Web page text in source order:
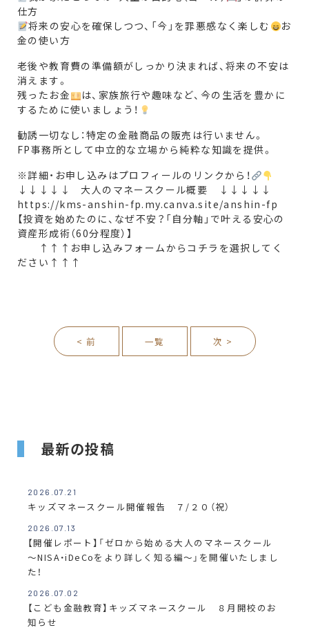
仕方
将来の安心を確保しつつ、「今」を罪悪感なく楽しむ
お
金の使い方
老後や教育費の準備額がしっかり決まれば、将来の不安は
消えます。
残ったお金
は、家族旅行や趣味など、今の生活を豊かに
するために使いましょう！
勧誘一切なし：特定の金融商品の販売は行いません。
FP事務所として中立的な立場から純粋な知識を提供。
※詳細・お申し込みはプロフィールのリンクから！
↓↓↓↓↓ 大人のマネースクール概要 ↓↓↓↓↓
https://kms-anshin-fp.my.canva.site/anshin-fp
【投資を始めたのに、なぜ不安？「自分軸」で叶える安心の
資産形成術（60分程度）】
↑↑↑お申し込みフォームからコチラを選択してく
ださい↑↑↑
< 前 一覧 次 >
最新の投稿
2026.07.21
キッズマネースクール開催報告 ７/２０（祝）
2026.07.13
【開催レポート】「ゼロから始める大人のマネースクール
～NISA・iDeCoをより詳しく知る編～」を開催いたしまし
た！
2026.07.02
【こども金融教育】キッズマネースクール ８月開校のお
知らせ